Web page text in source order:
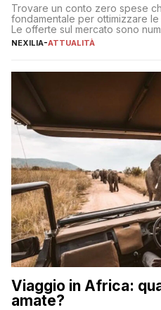
Trovare un conto zero spese
fondamentale per ottimizzare
Le offerte sul mercato sono
individuare quella più adatta
sul […]
NEXILIA-ATTUALITÀ
Viaggio in Africa:
amate?